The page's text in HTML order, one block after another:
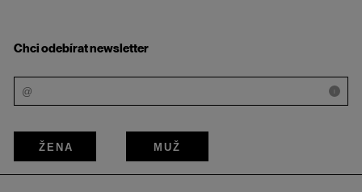
Chci odebírat newsletter
i
ŽENA MUŽ